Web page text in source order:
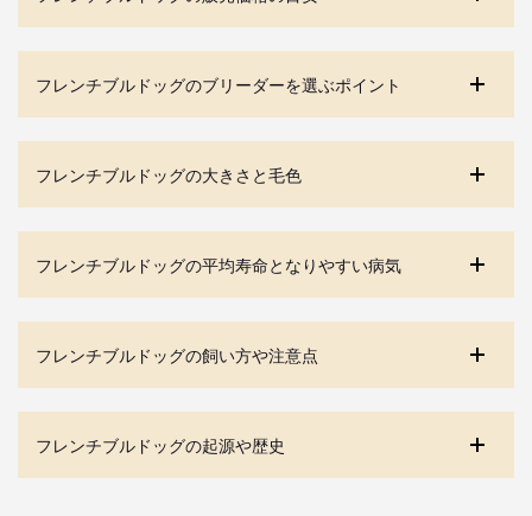
フレンチブルドッグのブリーダーを選ぶポイント
フレンチブルドッグの大きさと毛色
フレンチブルドッグの平均寿命となりやすい病気
フレンチブルドッグの飼い方や注意点
フレンチブルドッグの起源や歴史